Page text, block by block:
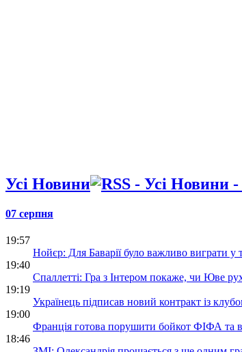
Усі Новини
07 серпня
19:57
Нойєр: Для Баварії було важливо виграти
19:40
Спаллетті: Гра з Інтером покаже, чи Юве
19:19
Українець підписав новий контракт із
19:00
Франція готова порушити бойкот ФІФА та
18:46